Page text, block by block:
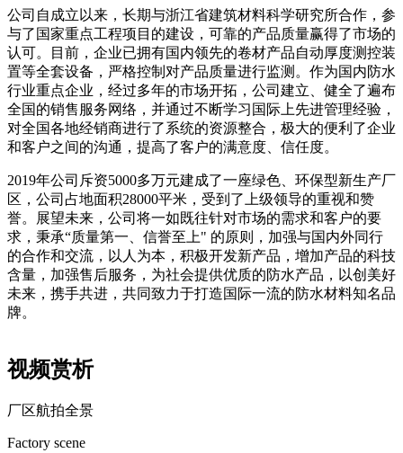
公司自成立以来，长期与浙江省建筑材料科学研究所合作，参
与了国家重点工程项目的建设，可靠的产品质量赢得了市场的
认可。目前，企业已拥有国内领先的卷材产品自动厚度测控装
置等全套设备，严格控制对产品质量进行监测。作为国内防水
行业重点企业，经过多年的市场开拓，公司建立、健全了遍布
全国的销售服务网络，并通过不断学习国际上先进管理经验，
对全国各地经销商进行了系统的资源整合，极大的便利了企业
和客户之间的沟通，提高了客户的满意度、信任度。
2019年公司斥资5000多万元建成了一座绿色、环保型新生产厂
区，公司占地面积28000平米，受到了上级领导的重视和赞
誉。展望未来，公司将一如既往针对市场的需求和客户的要
求，秉承“质量第一、信誉至上" 的原则，加强与国内外同行
的合作和交流，以人为本，积极开发新产品，增加产品的科技
含量，加强售后服务，为社会提供优质的防水产品，以创美好
未来，携手共进，共同致力于打造国际一流的防水材料知名品
牌。
视频赏析
厂区航拍全景
Factory scene